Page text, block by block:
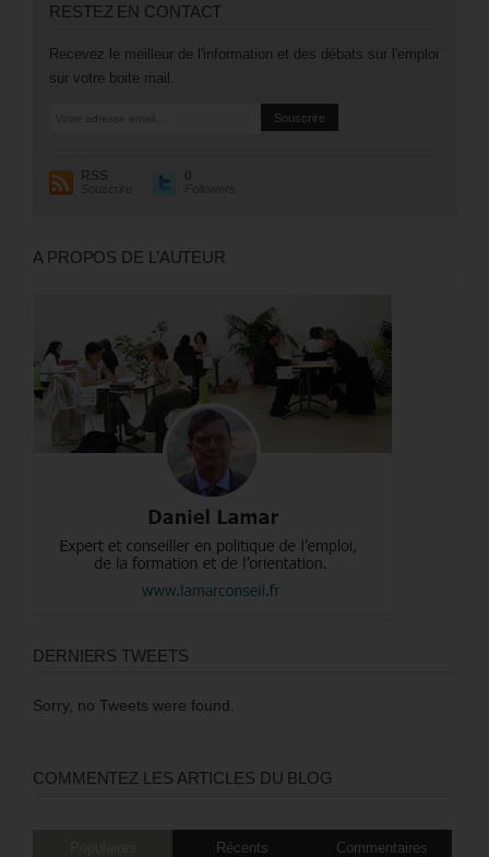
RESTEZ EN CONTACT
Recevez le meilleur de l'information et des débats sur l'emploi
sur votre boite mail.
RSS
Souscrire
0
Followers
A PROPOS DE L’AUTEUR
DERNIERS TWEETS
Sorry, no Tweets were found.
COMMENTEZ LES ARTICLES DU BLOG
Récents Commentaires